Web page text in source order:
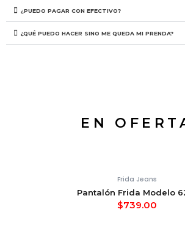
¿PUEDO PAGAR CON EFECTIVO?
¿QUÉ PUEDO HACER SINO ME QUEDA MI PRENDA?
EN
Frida Jeans
Pantalón Frida Modelo
$739.00